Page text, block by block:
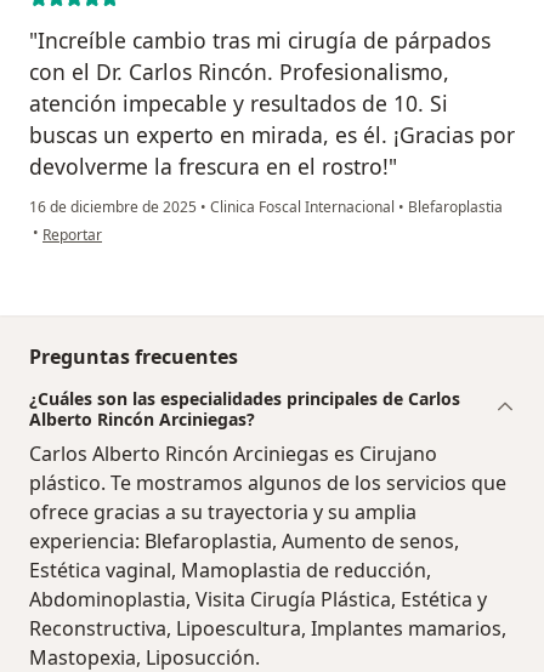
"Increíble cambio tras mi cirugía de párpados
con el Dr. Carlos Rincón. Profesionalismo,
atención impecable y resultados de 10. Si
buscas un experto en mirada, es él. ¡Gracias por
devolverme la frescura en el rostro!"
16 de diciembre de 2025 • Clinica Foscal Internacional • Blefaroplastia
• en opinión del usuario Milena Amaya
Reportar
Preguntas frecuentes
¿Cuáles son las especialidades principales de Carlos
Alberto Rincón Arciniegas?
Carlos Alberto Rincón Arciniegas es Cirujano
plástico. Te mostramos algunos de los servicios que
ofrece gracias a su trayectoria y su amplia
experiencia: Blefaroplastia, Aumento de senos,
Estética vaginal, Mamoplastia de reducción,
Abdominoplastia, Visita Cirugía Plástica, Estética y
Reconstructiva, Lipoescultura, Implantes mamarios,
Mastopexia, Liposucción.